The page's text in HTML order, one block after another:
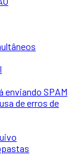
enviando SPAM
de erros de